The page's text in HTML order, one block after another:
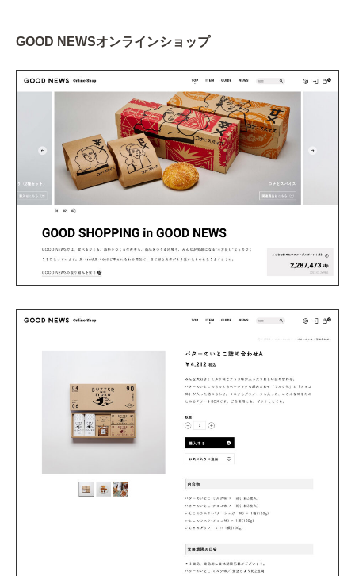
GOOD NEWSオンラインショップ